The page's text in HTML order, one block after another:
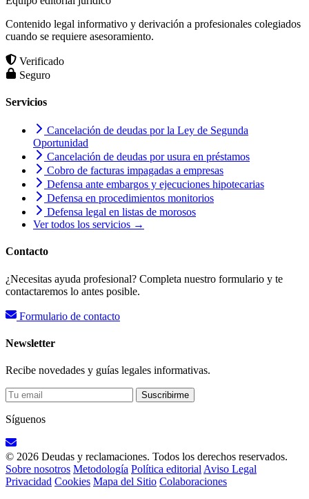
Contenido legal informativo y derivación a profesionales colegiados
cuando se requiere asesoramiento.
Verificado
Seguro
Servicios
Cancelación de deudas por la Ley de Segunda
Oportunidad
Cancelación de deudas por usura en préstamos
Cobro de facturas impagadas a empresas
Defensa ante embargos y ejecuciones hipotecarias
Defensa en procedimientos monitorios
Defensa legal en listas de morosos
Ver todos los servicios →
Contacto
¿Necesitas ayuda profesional? Completa nuestro formulario y te
contactaremos lo antes posible.
Formulario de contacto
Newsletter
Recibe novedades y guías legales informativas.
Suscribirme
Síguenos
© 2026 Deudas y reclamaciones. Todos los derechos reservados.
Sobre nosotros Metodología Política editorial Aviso Legal
Privacidad Cookies Mapa del Sitio Colaboraciones